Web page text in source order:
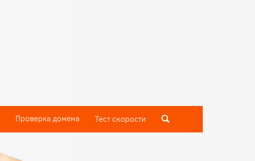
Проверка домена Тест скороcти